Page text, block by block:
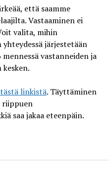
että saamme
Vastaaminen ei
valita, mihin
yhteydessä järjestetään
vastanneiden ja
tästä linkistä. Täyttäminen
riippuen
saa jakaa eteenpäin.